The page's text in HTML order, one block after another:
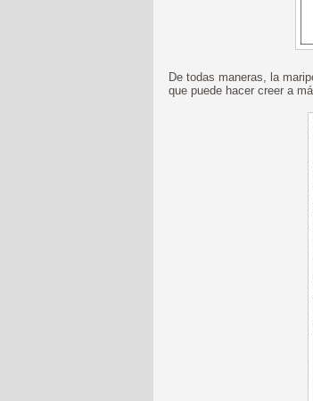
De todas maneras, la
que puede hacer creer a